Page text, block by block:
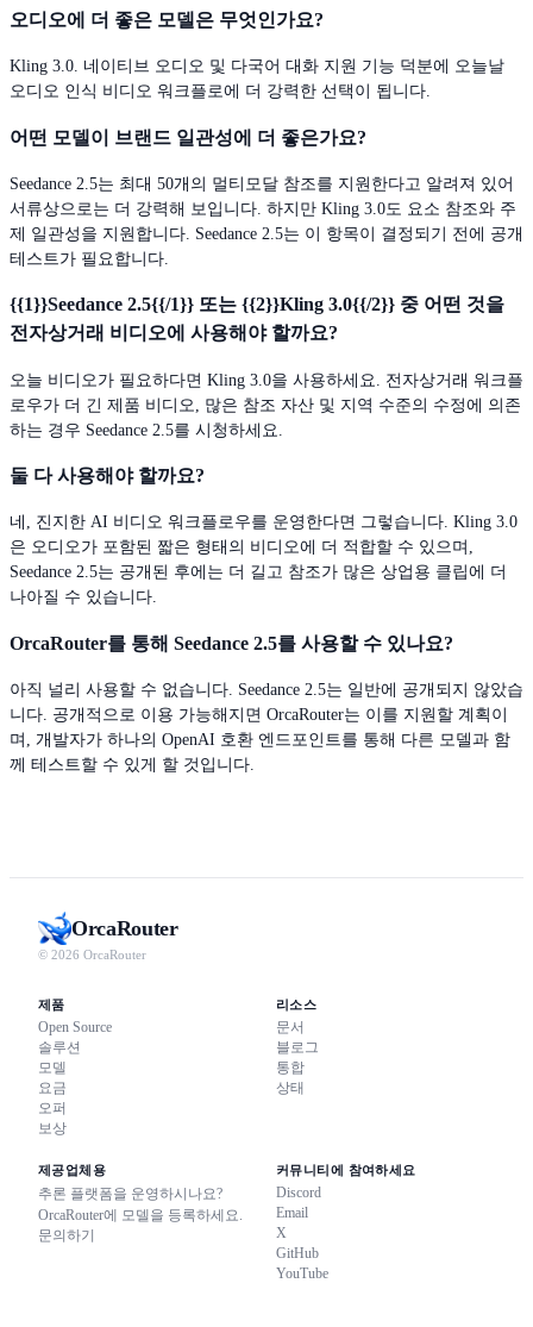
오디오에 더 좋은 모델은 무엇인가요?
Kling 3.0. 네이티브 오디오 및 다국어 대화 지원 기능 덕분에 오늘날
오디오 인식 비디오 워크플로에 더 강력한 선택이 됩니다.
어떤 모델이 브랜드 일관성에 더 좋은가요?
Seedance 2.5는 최대 50개의 멀티모달 참조를 지원한다고 알려져 있어
서류상으로는 더 강력해 보입니다. 하지만 Kling 3.0도 요소 참조와 주
제 일관성을 지원합니다. Seedance 2.5는 이 항목이 결정되기 전에 공개
테스트가 필요합니다.
{{1}}Seedance 2.5{{/1}} 또는 {{2}}Kling 3.0{{/2}} 중 어떤 것을
전자상거래 비디오에 사용해야 할까요?
오늘 비디오가 필요하다면 Kling 3.0을 사용하세요. 전자상거래 워크플
로우가 더 긴 제품 비디오, 많은 참조 자산 및 지역 수준의 수정에 의존
하는 경우 Seedance 2.5를 시청하세요.
둘 다 사용해야 할까요?
네, 진지한 AI 비디오 워크플로우를 운영한다면 그렇습니다. Kling 3.0
은 오디오가 포함된 짧은 형태의 비디오에 더 적합할 수 있으며,
Seedance 2.5는 공개된 후에는 더 길고 참조가 많은 상업용 클립에 더
나아질 수 있습니다.
OrcaRouter를 통해 Seedance 2.5를 사용할 수 있나요?
아직 널리 사용할 수 없습니다. Seedance 2.5는 일반에 공개되지 않았습
니다. 공개적으로 이용 가능해지면 OrcaRouter는 이를 지원할 계획이
며, 개발자가 하나의 OpenAI 호환 엔드포인트를 통해 다른 모델과 함
께 테스트할 수 있게 할 것입니다.
OrcaRouter
© 2026 OrcaRouter
제품
Open Source
솔루션
모델
요금
오퍼
보상
리소스
문서
블로그
통합
상태
제공업체용
추론 플랫폼을 운영하시나요?
OrcaRouter에 모델을 등록하세요.
문의하기
커뮤니티에 참여하세요
Discord
Email
X
GitHub
YouTube